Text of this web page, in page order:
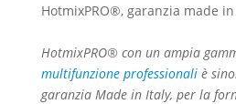
HotmixPRO®, garanzia made
HotmixPRO® con un ampia
multifunzione professionaliè
garanzia Made in Italy, per la